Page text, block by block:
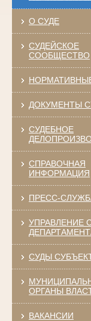
О СУДЕ
СУДЕЙСКОЕ
СООБЩЕСТВО
ДОКУМЕНТЫ
СУДЕБНОЕ
СПРАВОЧНАЯ
ИНФОРМАЦИЯ
ПРЕСС-
УПРАВЛЕНИЕ
СУДЫ
ОРГАНЫ
ВАКАНСИИ